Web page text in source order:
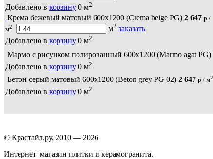
Добавлено в корзину 0 м2
Крема бежевый матовый 600х1200 (Crema beige PG) 2 647 р /
м2 м2 заказать
Добавлено в корзину 0 м2
Мармо с рисунком полированный 600х1200 (Marmo agat PG)
Добавлено в корзину 0 м2
Бетон серый матовый 600х1200 (Beton grey PG 02) 2 647 р / м2
Добавлено в корзину 0 м2
© Крастайл.ру, 2010 — 2026
Интернет–магазин плитки и керамогранита.